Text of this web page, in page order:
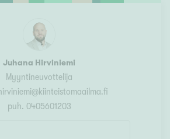
Juhana Hirviniemi
Myyntineuvottelija
puh. 0405601203